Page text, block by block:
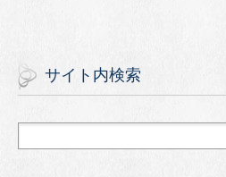
サイト内検索